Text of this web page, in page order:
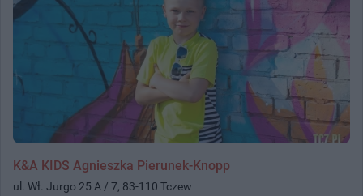
K&A KIDS Agnieszka Pierunek-Knopp
ul. Wł. Jurgo 25 A / 7, 83-110 Tczew